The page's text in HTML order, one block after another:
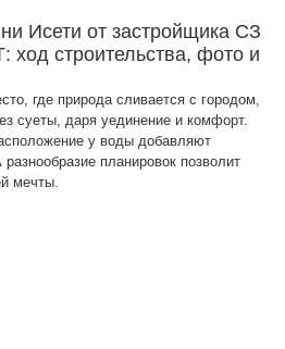
Исети от застройщика СЗ
строительства, фото и
где природа сливается с городом,
суеты, даря уединение и комфорт.
у воды добавляют
планировок позволит
мечты.